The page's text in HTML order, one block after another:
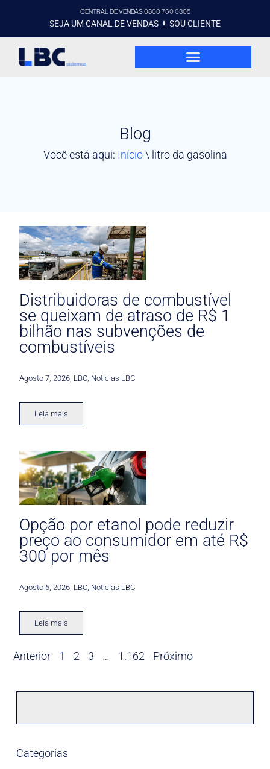
CENTRAL DE VENDAS 0800 760 0305
SEJA UM CANAL DE VENDAS SOU CLIENTE
Blog
Você está aqui: Início\ litro da gasolina
Distribuidoras de combustível
se queixam de atraso de R$ 1
bilhão nas subvenções de
combustíveis
Agosto 7, 2026 LBC Noticias LBC
Leia mais
Opção por etanol pode reduzir
preço ao consumidor em até R$
300 por mês
Agosto 6, 2026 LBC Noticias LBC
Leia mais
Anterior 1 2 3 … 1.162 Próximo
Categorias